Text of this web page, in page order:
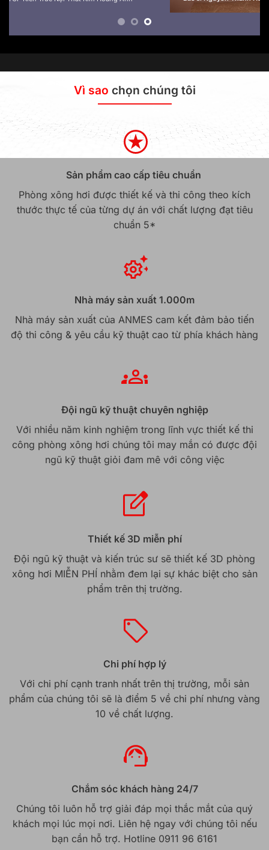
Vì sao chọn chúng tôi
Sản phẩm cao cấp tiêu chuẩn
Phòng xông hơi được thiết kế và thi công theo kích
thước thực tế của từng dự án với chất lượng đạt tiêu
chuẩn 5*
Nhà máy sản xuất 1.000m
Nhà máy sản xuất của ANMES cam kết đảm bảo tiến
độ thi công & yêu cầu kỹ thuật cao từ phía khách hàng
Đội ngũ kỹ thuật chuyên nghiệp
Với nhiều năm kinh nghiệm trong lĩnh vực thiết kế thi
công phòng xông hơi chúng tôi may mắn có được đội
ngũ kỹ thuật giỏi đam mê với công việc
Thiết kế 3D miễn phí
Đội ngũ kỹ thuật và kiến trúc sư sẽ thiết kế 3D phòng
xông hơi MIỄN PHÍ nhằm đem lại sự khác biệt cho sản
phẩm trên thị trường.
Chi phí hợp lý
Với chi phí cạnh tranh nhất trên thị trường, mỗi sản
phẩm của chúng tôi sẽ là điểm 5 về chi phí nhưng vàng
10 về chất lượng.
Chắm sóc khách hàng 24/7
Chúng tôi luôn hỗ trợ giải đáp mọi thắc mắt của quý
khách mọi lúc mọi nơi. Liên hệ ngay với chúng tôi nếu
bạn cần hỗ trợ. Hotline 0911 96 6161